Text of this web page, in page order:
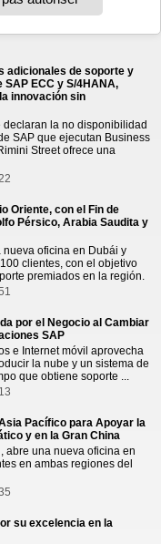
adicionales de soporte y
ECC y S/4HANA,
innovación sin
declaran la no disponibilidad
SAP que ejecutan Business
Street ofrece una
Oriente, con el Fin de
Pérsico, Arabia Saudita y
oficina en Dubái y
clientes, con el objetivo
premiados en la región.
por el Negocio al Cambiar
SAP
e Internet móvil aprovecha
la nube y un sistema de
que obtiene soporte ...
Pacífico para Apoyar la
y en la Gran China
abre una nueva oficina en
en ambas regiones del
su excelencia en la